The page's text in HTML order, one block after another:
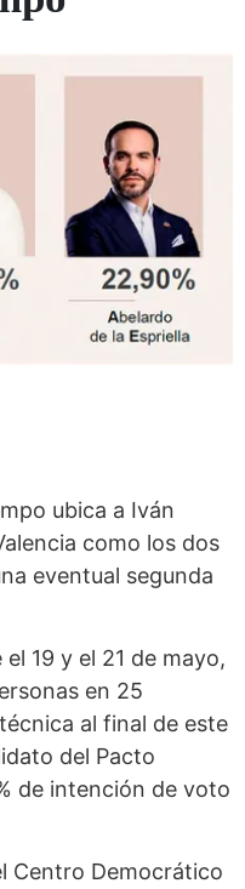
ubica a Iván
como los dos
eventual segunda
19 y el 21 de mayo,
en 25
al final de este
del Pacto
de intención de voto
Centro Democrático